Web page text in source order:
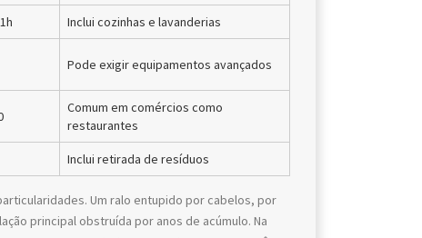
Inclui cozinhas e lavanderias
Pode exigir equipamentos avançados
Comum em comércios como
restaurantes
Inclui retirada de resíduos
Um ralo entupido por cabelos, por
principal obstruída por anos de acúmulo. Na